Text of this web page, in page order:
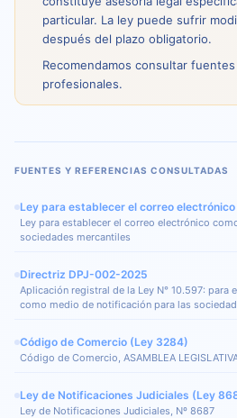
particular. La ley puede sufrir
después del plazo obligatorio.
Recomendamos consultar
profesionales.
FUENTES Y REFERENCIAS CONSULTADAS
Ley para establecer el correo
Ley para establecer el correo electrónico
sociedades mercantiles
Directriz DPJ-002-2025
Aplicación registral de la Ley N° 10.597: para
como medio de notificación para las
Código de Comercio (Ley 3284)
Código de Comercio, ASAMBLEA
Ley de Notificaciones Judiciales (Ley
Ley de Notificaciones Judiciales, Nº 8687